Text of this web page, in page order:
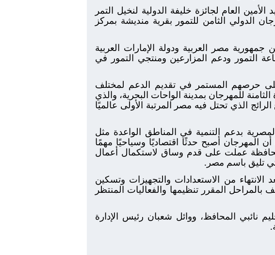
العام لجائزة خليفة الدولية لنخيل التمر
الدولي الثامن للتمور بقرية منديشة بمركز
مصر العربية ودولة الإمارات العربية
التمور ودعم المزارعين ومنتجي التمور في
حرصهم المستمر في تقديم الدعم لمختلف
للمهرجان بمدينة الواحات البحرية، والذي
الذي تحتل فيه مصر المرتبة الأولى عالميًا
بدعم التنمية في المناطق الواعدة مثل
المهرجان أصبح حدثًا اقتصاديًا وسياحيًا مهمًا
عملت على قدم وساق لاستكمال أعمال
تليق باسم مصر.
من الاستعدادات والتجهيزات وتسكين
المقرر تنظيمها والفعاليات المنتظر
نائبي المحافظ، ووائل شعبان رئيس الإدارة